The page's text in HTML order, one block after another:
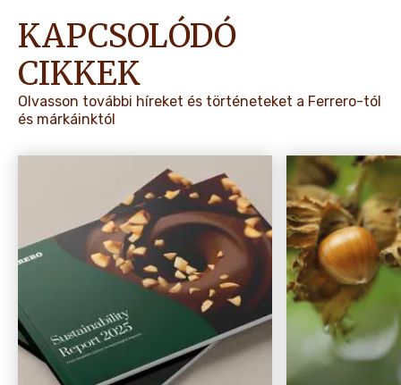
KAPCSOLÓDÓ
CIKKEK
Olvasson további híreket és történeteket a Ferrero-tól
és márkáinktól